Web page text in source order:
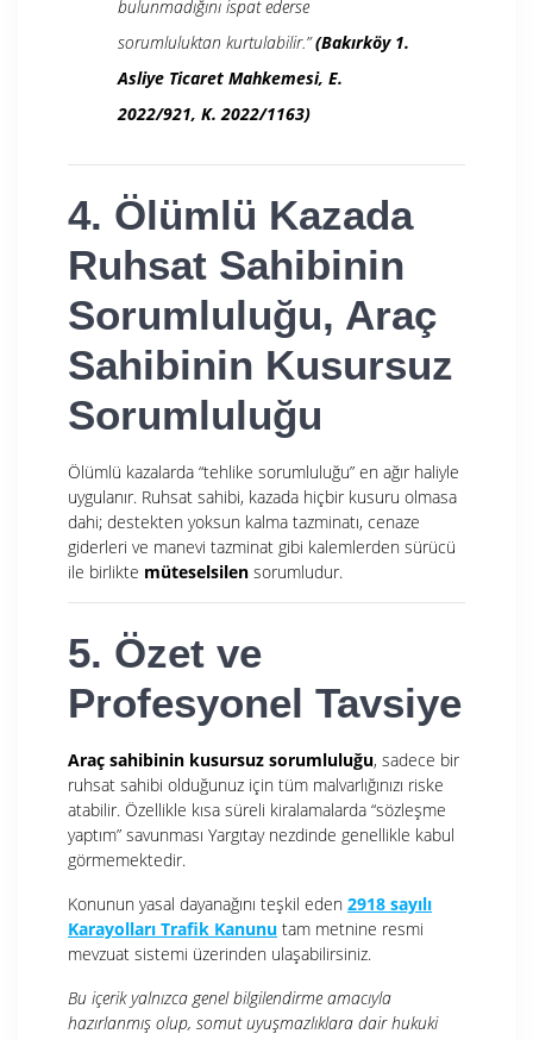
bulunmadığını ispat ederse
sorumluluktan kurtulabilir.”(Bakırköy 1.
Asliye Ticaret Mahkemesi, E.
2022/921, K. 2022/1163)
4. Ölümlü Kazada
Ruhsat Sahibinin
Sorumluluğu, Araç
Sahibinin Kusursuz
Sorumluluğu
Ölümlü kazalarda “tehlike sorumluluğu” en ağır haliyle
uygulanır. Ruhsat sahibi, kazada hiçbir kusuru olmasa
dahi; destekten yoksun kalma tazminatı, cenaze
giderleri ve manevi tazminat gibi kalemlerden sürücü
ile birlikte müteselsilen sorumludur.
5. Özet ve
Profesyonel Tavsiye
Araç sahibinin kusursuz sorumluluğu, sadece bir
ruhsat sahibi olduğunuz için tüm malvarlığınızı riske
atabilir. Özellikle kısa süreli kiralamalarda “sözleşme
yaptım” savunması Yargıtay nezdinde genellikle kabul
görmemektedir.
Konunun yasal dayanağını teşkil eden 2918 sayılı
Karayolları Trafik Kanunu tam metnine resmi
mevzuat sistemi üzerinden ulaşabilirsiniz.
Bu içerik yalnızca genel bilgilendirme amacıyla
hazırlanmış olup, somut uyuşmazlıklara dair hukuki